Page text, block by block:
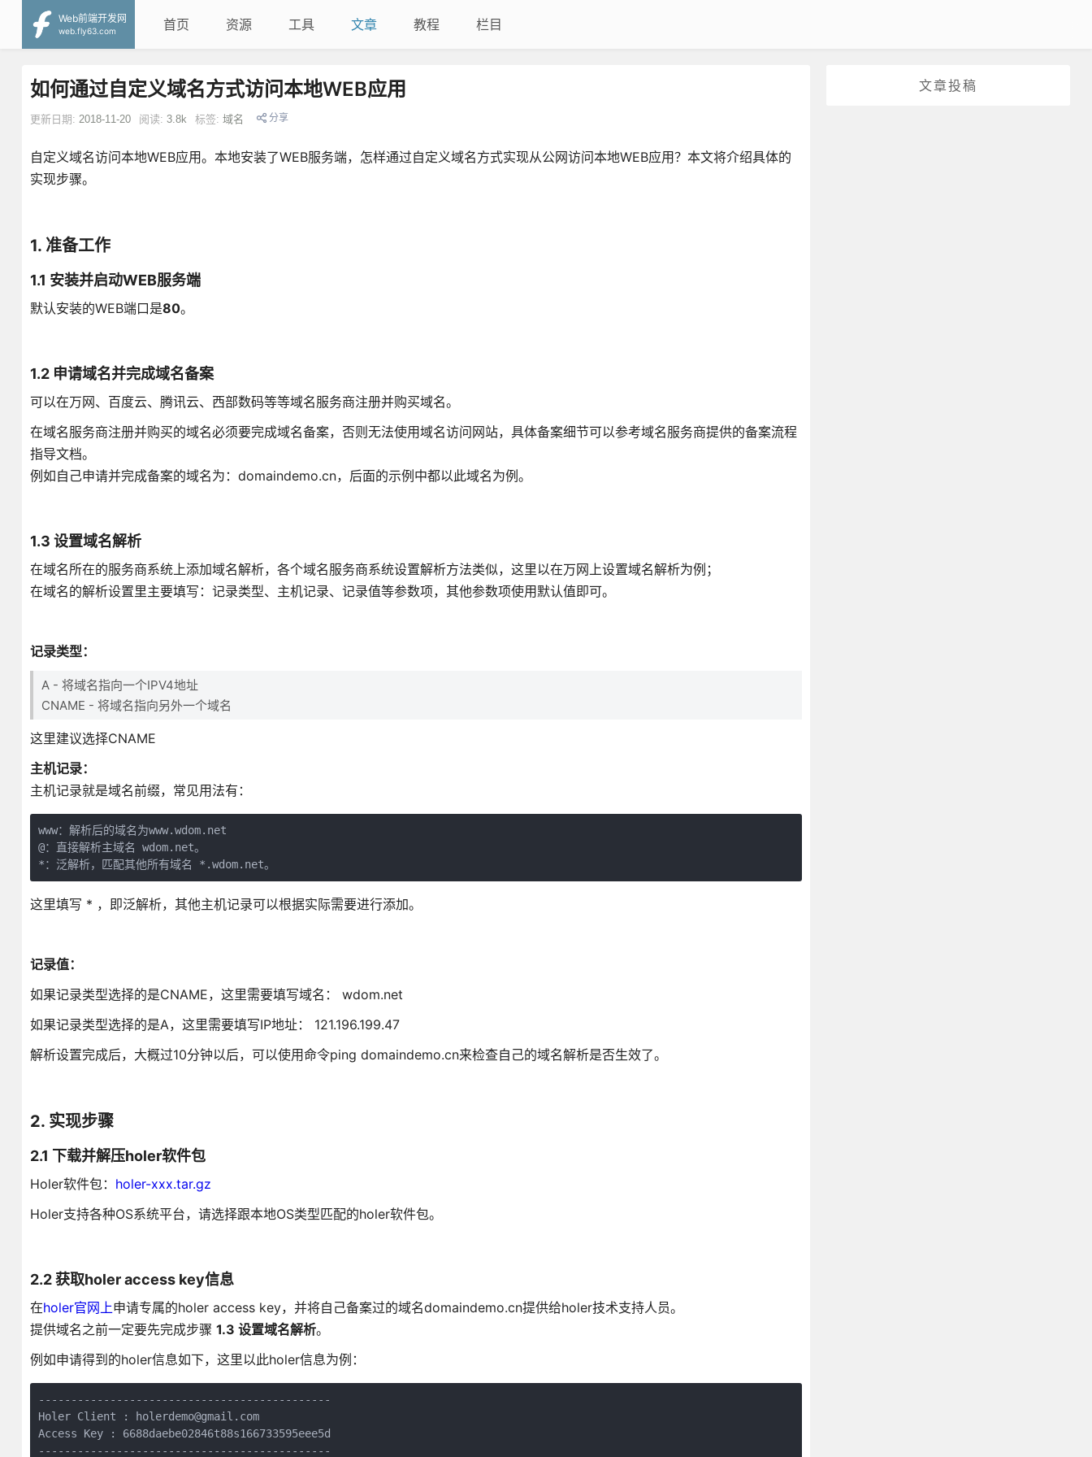
Web前端开发网
web.fly63.com
首页 资源 工具 文章 教程 栏目
文章投稿
如何通过自定义域名方式访问本地WEB应用
更新日期: 2018-11-20 阅读: 3.8k 标签: 域名 分享
自定义域名访问本地WEB应用。本地安装了WEB服务端，怎样通过自定义域名方式实现从公网访问本地WEB应用？本文将介绍具体的
实现步骤。
1. 准备工作
1.1 安装并启动WEB服务端
默认安装的WEB端口是80。
1.2 申请域名并完成域名备案
可以在万网、百度云、腾讯云、西部数码等等域名服务商注册并购买域名。
在域名服务商注册并购买的域名必须要完成域名备案，否则无法使用域名访问网站，具体备案细节可以参考域名服务商提供的备案流程
指导文档。
例如自己申请并完成备案的域名为：domaindemo.cn，后面的示例中都以此域名为例。
1.3 设置域名解析
在域名所在的服务商系统上添加域名解析，各个域名服务商系统设置解析方法类似，这里以在万网上设置域名解析为例；
在域名的解析设置里主要填写：记录类型、主机记录、记录值等参数项，其他参数项使用默认值即可。
记录类型：
A - 将域名指向一个IPV4地址
CNAME - 将域名指向另外一个域名
这里建议选择CNAME
主机记录：
主机记录就是域名前缀，常见用法有：
www：解析后的域名为www.wdom.net
@：直接解析主域名 wdom.net。
*：泛解析，匹配其他所有域名 *.wdom.net。
这里填写 * ，即泛解析，其他主机记录可以根据实际需要进行添加。
记录值：
如果记录类型选择的是CNAME，这里需要填写域名： wdom.net
如果记录类型选择的是A，这里需要填写IP地址： 121.196.199.47
解析设置完成后，大概过10分钟以后，可以使用命令ping domaindemo.cn来检查自己的域名解析是否生效了。
2. 实现步骤
2.1 下载并解压holer软件包
Holer软件包： holer-xxx.tar.gz
Holer支持各种OS系统平台，请选择跟本地OS类型匹配的holer软件包。
2.2 获取holer access key信息
在holer官网上申请专属的holer access key，并将自己备案过的域名domaindemo.cn提供给holer技术支持人员。
提供域名之前一定要先完成步骤 1.3 设置域名解析。
例如申请得到的holer信息如下，这里以此holer信息为例：
---------------------------------------------
Holer Client : holerdemo@gmail.com
Access Key : 6688daebe02846t88s166733595eee5d
---------------------------------------------